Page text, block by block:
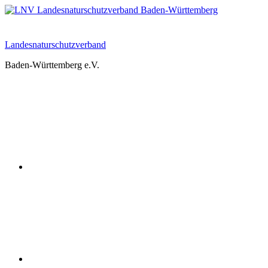
Zum
Landesnaturschutzverband
Baden-Württemberg e.V.